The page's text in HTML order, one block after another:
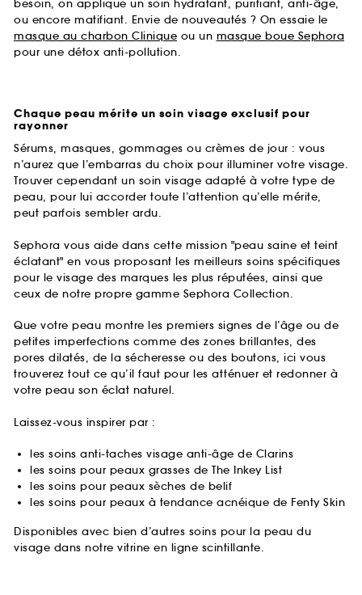
besoin, on applique un soin hydratant, purifiant, anti-âge,
ou encore matifiant. Envie de nouveautés ? On essaie le
masque au charbon Clinique ou un masque boue Sephora
pour une détox anti-pollution.
Chaque peau mérite un soin visage exclusif pour
rayonner
Sérums, masques, gommages ou crèmes de jour : vous
n’aurez que l’embarras du choix pour illuminer votre visage.
Trouver cependant un soin visage adapté à votre type de
peau, pour lui accorder toute l’attention qu’elle mérite,
peut parfois sembler ardu.
Sephora vous aide dans cette mission "peau saine et teint
éclatant" en vous proposant les meilleurs soins spécifiques
pour le visage des marques les plus réputées, ainsi que
ceux de notre propre gamme Sephora Collection.
Que votre peau montre les premiers signes de l’âge ou de
petites imperfections comme des zones brillantes, des
pores dilatés, de la sécheresse ou des boutons, ici vous
trouverez tout ce qu’il faut pour les atténuer et redonner à
votre peau son éclat naturel.
Laissez-vous inspirer par :
les soins anti-taches visage anti-âge de Clarins
les soins pour peaux grasses de The Inkey List
les soins pour peaux sèches de belif
les soins pour peaux à tendance acnéique de Fenty Skin
Disponibles avec bien d’autres soins pour la peau du
visage dans notre vitrine en ligne scintillante.